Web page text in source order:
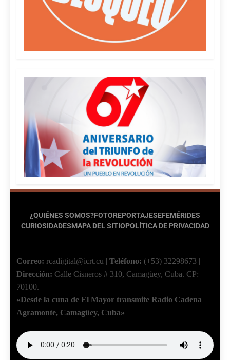
¿QUIÉNES SOMOS?FOTOREPORTAJESEFEMÉRIDES
CURIOSIDADESMAPA DEL SITIOPOLÍTICA DE PRIVACIDAD
Correo: rcadigital@icrt.cu | Teléfono: (+53) 32298673 |
Dirección: Calle Cisneros # 310, Camagüey, Cuba. CP:
70100.
«Desde la cuna de El Mayor transmite Radio Cadena
Agramonte, Camagüey, Cuba»